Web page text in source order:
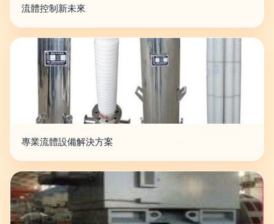
流體控制新未來
專業流體設備解決方案